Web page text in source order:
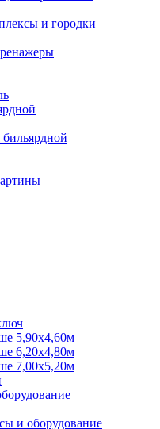
и городки
5,90х4,60м
6,20х4,80м
7,00х5,20м
и оборудование